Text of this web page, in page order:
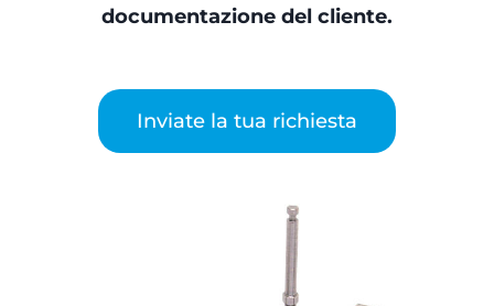
documentazione del cliente.
Inviate la tua richiesta